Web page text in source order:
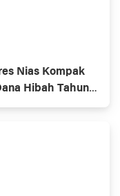
Nias Kompak
Hibah Tahun